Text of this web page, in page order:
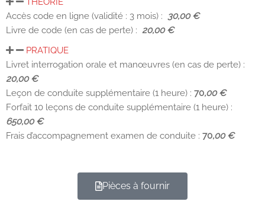
Accès code en ligne (validité : 3 mois) : 30,00 €
Livre de code (en cas de perte) : 20,00 €
PRATIQUE
Livret interrogation orale et manœuvres (en cas de perte) :
20,00 €
Leçon de conduite supplémentaire (1 heure) : 70,00 €
Forfait 10 leçons de conduite supplémentaire (1 heure) :
650,00 €
Frais d’accompagnement examen de conduite : 70,00 €
Pièces à fournir